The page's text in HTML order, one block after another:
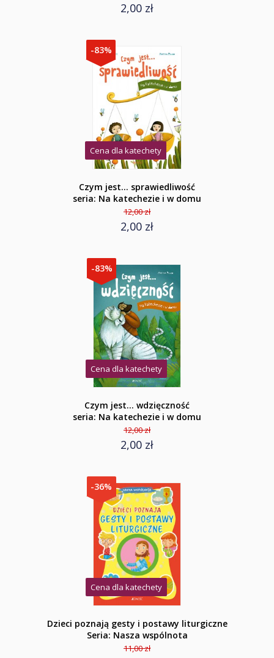
2,00 zł
-83%
Cena dla katechety
Czym jest... sprawiedliwość
seria: Na katechezie i w domu
12,00 zł
2,00 zł
-83%
Cena dla katechety
Czym jest... wdzięczność
seria: Na katechezie i w domu
12,00 zł
2,00 zł
-36%
Cena dla katechety
Dzieci poznają gesty i postawy liturgiczne
Seria: Nasza wspólnota
11,00 zł